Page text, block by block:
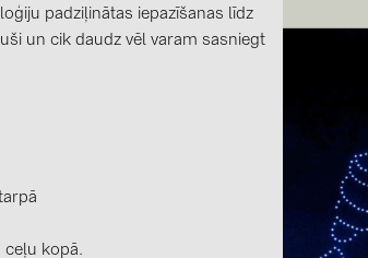
(81)
AIKO Solar (2)
BAKS (51)
FRONIUS (42)
GROMTOR (32)
GoodWe (40)
padziļinātas iepazīšanas līdz
un cik daudz vēl varam sasniegt
ceļu kopā.